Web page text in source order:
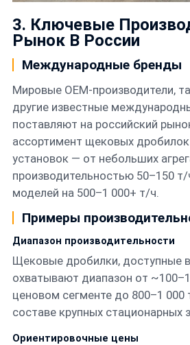
3. Ключевые
Рынок В России
Международные бренды
Мировые OEM-производители,
другие известные
поставляют на российский
ассортимент щековых
установок — от небольших
производительностью 50–150
моделей на 500–1 000+ т/ч.
Примеры
Диапазон производительности
Щековые дробилки, доступные
охватывают диапазон от
ценовом сегменте до 800–1 000
составе крупных стационарных
Ориентировочные цены